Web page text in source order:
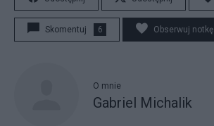
Skomentuj 6 Obserwuj notkę
O mnie
Gabriel Michalik